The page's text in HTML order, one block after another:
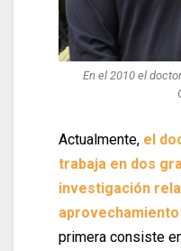
En el 2010 el
Actualmente, el
trabaja en dos
investigación
primera consiste